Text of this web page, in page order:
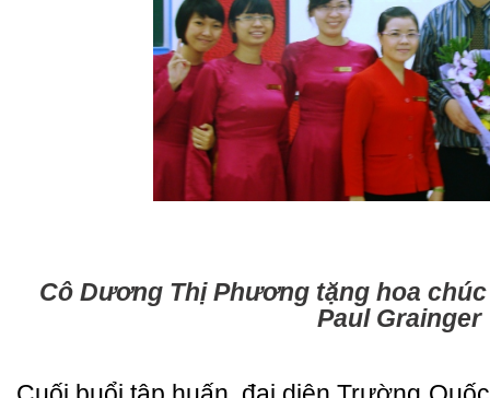
Cô Dương Thị Phương tặng hoa
Paul Grainger